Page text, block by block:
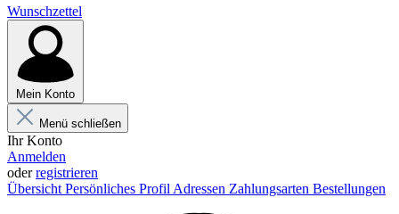
Wunschzettel
Mein Konto
Menü schließen
Ihr Konto
Anmelden
oderregistrieren
Übersicht Persönliches Profil Adressen Zahlungsarten Bestellungen